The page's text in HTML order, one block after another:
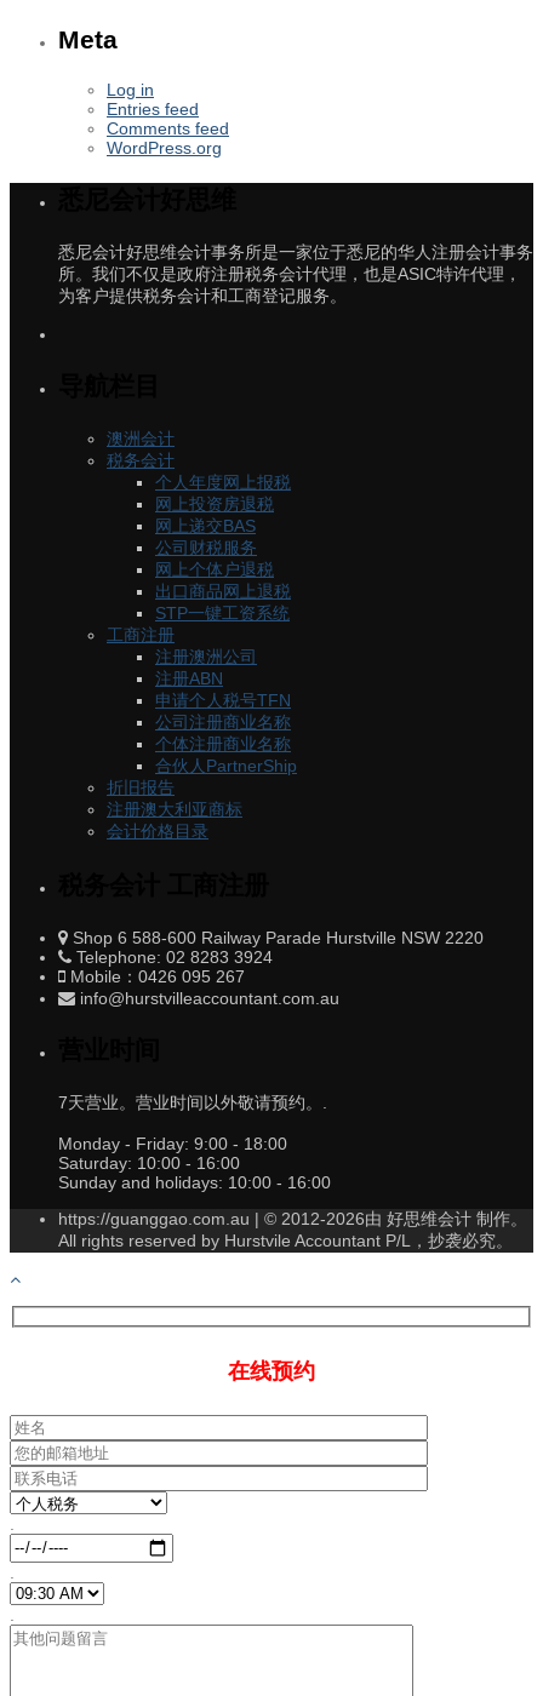
Meta
Log in
Entries feed
Comments feed
WordPress.org
悉尼会计好思维会计事务所是一家位于悉尼的华人注册会计事务
所。我们不仅是政府注册税务会计代理，也是ASIC特许代理，
为客户提供税务会计和工商登记服务。
澳洲会计
税务会计
个人年度网上报税
网上投资房退税
网上递交BAS
公司财税服务
网上个体户退税
出口商品网上退税
STP一键工资系统
工商注册
注册澳洲公司
注册ABN
申请个人税号TFN
公司注册商业名称
个体注册商业名称
合伙人PartnerShip
折旧报告
注册澳大利亚商标
会计价格目录
Shop 6 588-600 Railway Parade Hurstville NSW 2220
Telephone: 02 8283 3924
Mobile：0426 095 267
info@hurstvilleaccountant.com.au
7天营业。营业时间以外敬请预约。.
Monday - Friday: 9:00 - 18:00
Saturday: 10:00 - 16:00
Sunday and holidays: 10:00 - 16:00
https://guanggao.com.au | © 2012-2026由 好思维会计 制作。
All rights reserved by Hurstvile Accountant P/L，抄袭必究。
在线预约